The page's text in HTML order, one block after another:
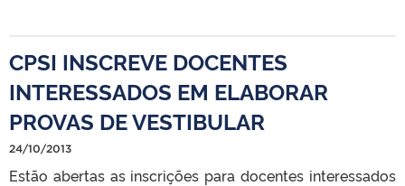
CPSI INSCREVE DOCENTES
INTERESSADOS EM ELABORAR
PROVAS DE VESTIBULAR
24/10/2013
Estão abertas as inscrições para docentes interessados